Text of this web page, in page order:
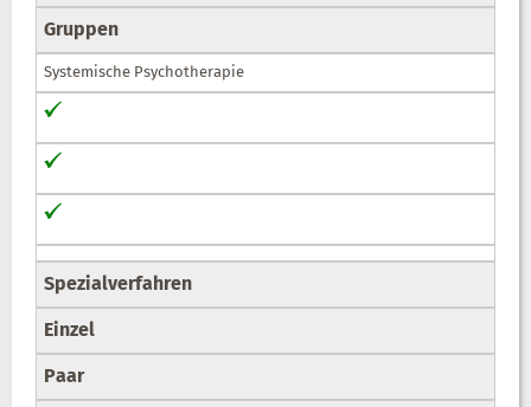
Gruppen
Systemische Psychotherapie
Spezialverfahren
Einzel
Paar